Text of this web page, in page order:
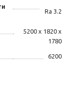
Ra 3.2
5200 х 1820 х
1780
6200